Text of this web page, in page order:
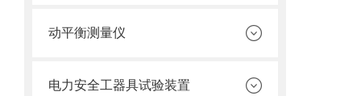
动平衡测量仪
电力安全工器具试验装置